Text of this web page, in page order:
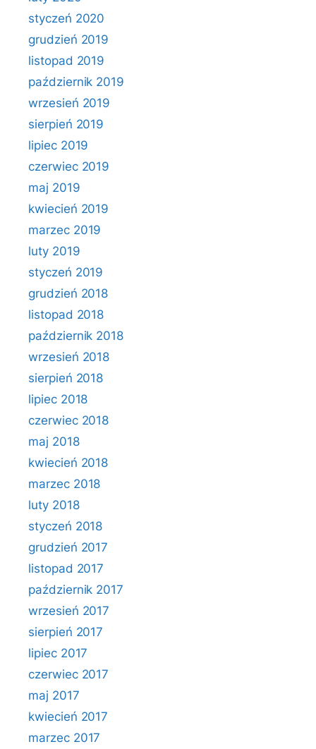
styczeń 2020
grudzień 2019
listopad 2019
październik 2019
wrzesień 2019
sierpień 2019
lipiec 2019
czerwiec 2019
maj 2019
kwiecień 2019
marzec 2019
luty 2019
styczeń 2019
grudzień 2018
listopad 2018
październik 2018
wrzesień 2018
sierpień 2018
lipiec 2018
czerwiec 2018
maj 2018
kwiecień 2018
marzec 2018
luty 2018
styczeń 2018
grudzień 2017
listopad 2017
październik 2017
wrzesień 2017
sierpień 2017
lipiec 2017
czerwiec 2017
maj 2017
kwiecień 2017
marzec 2017